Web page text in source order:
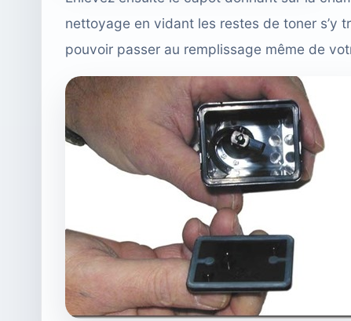
nettoyage en vidant les restes de toner s’y
pouvoir passer au remplissage même de